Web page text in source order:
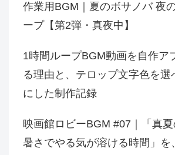
作業用BGM｜夏のボサノバ 夜
ープ【第2弾・真夜中】
1時間ループBGM動画を自作ア
る理由と、テロップ文字色を選
にした制作記録
映画館ロビーBGM #07｜「真夏
暑さでやる気が溶ける時間」を